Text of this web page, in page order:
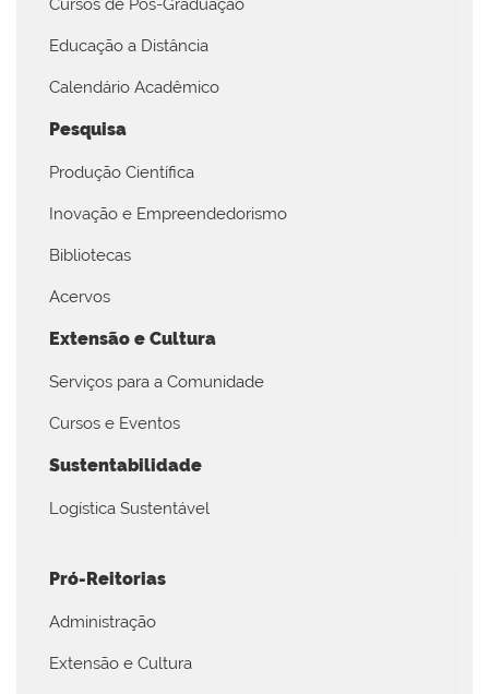
Cursos de Pós-Graduação
Educação a Distância
Calendário Acadêmico
Pesquisa
Produção Científica
Inovação e Empreendedorismo
Bibliotecas
Acervos
Extensão e Cultura
Serviços para a Comunidade
Cursos e Eventos
Sustentabilidade
Logística Sustentável
Pró-Reitorias
Administração
Extensão e Cultura